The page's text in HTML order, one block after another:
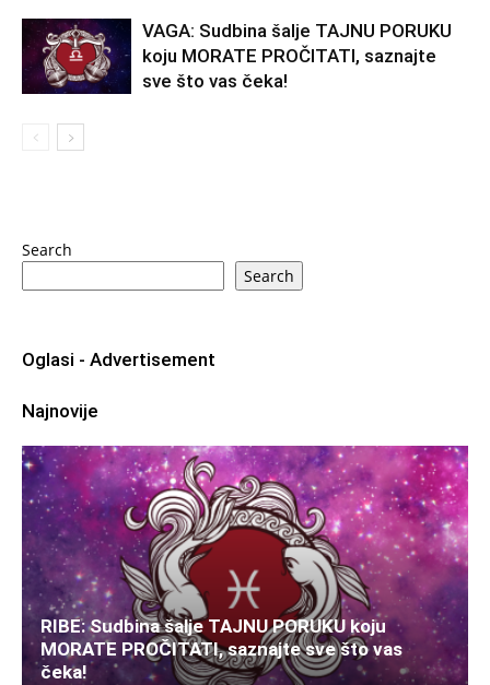
VAGA: Sudbina šalje TAJNU PORUKU
koju MORATE PROČITATI, saznajte
sve što vas čeka!
Search
Search
Oglasi - Advertisement
Najnovije
RIBE: Sudbina šalje TAJNU PORUKU koju
MORATE PROČITATI, saznajte sve što vas
čeka!